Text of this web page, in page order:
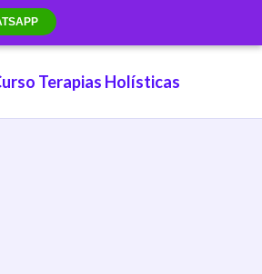
Terapias Holísticas